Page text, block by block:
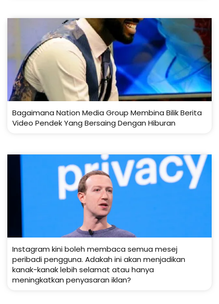
Bagaimana Nation Media Group Membina Bilik Berita
Video Pendek Yang Bersaing Dengan Hiburan
Instagram kini boleh membaca semua mesej
peribadi pengguna. Adakah ini akan menjadikan
kanak-kanak lebih selamat atau hanya
meningkatkan penyasaran iklan?